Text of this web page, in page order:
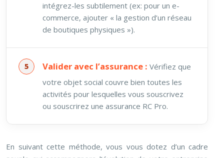
intégrez-les subtilement (ex: pour un e-
commerce, ajouter « la gestion d’un réseau
de boutiques physiques »).
Valider avec l’assurance : Vérifiez que
votre objet social couvre bien toutes les
activités pour lesquelles vous souscrivez
ou souscrirez une assurance RC Pro.
En suivant cette méthode, vous vous dotez d’un cadre